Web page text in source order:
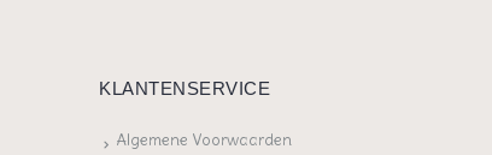
KLANTENSERVICE
Algemene Voorwaarden